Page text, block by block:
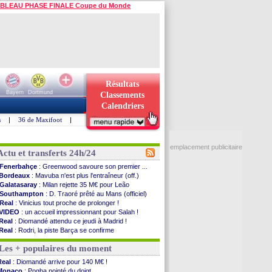
PHASE FINALE Coupe du Monde
Bayern
Dortmund
Résultats
Classements
Calendriers
| 36 de Maxifoot |
et transferts 24h/24
Fenerbahçe : Greenwood savoure son premier ...
: Mavuba n'est plus l'entraîneur (off.)
Galatasaray : Milan rejette 35 M€ pour Leão
Southampton : D. Traoré prêté au Mans (officiel)
Real : Vinicius tout proche de prolonger !
: un accueil impressionnant pour Salah !
: Diomandé attendu ce jeudi à Madrid !
: Rodri, la piste Barça se confirme
: Akliouche arrive ce jeudi à Paris !
Médias: la Liga quitte beIN Sports !
PSG: pas d'inquiétude pour Rafael Pol
Real : ça se complique pour Rodri !
+ populaires du moment
: Diomandé arrive pour 140 M€ !
emplacement publicitaire